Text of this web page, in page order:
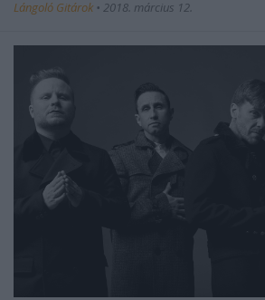
Lángoló Gitárok • 2018. március 12.